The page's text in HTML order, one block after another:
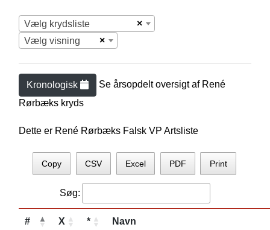
×
Vælg krydsliste
×
Vælg visning
Kronologisk Se årsopdelt oversigt af René
Rørbæks kryds
Dette er René Rørbæks Falsk VP Artsliste
Copy CSV Excel PDF Print
Søg:
# X * Navn